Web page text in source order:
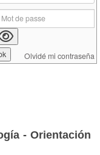
- Orientación
Olvidé mi contraseña